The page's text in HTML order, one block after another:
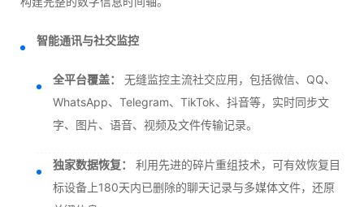
智能通讯与社交监控
全平台覆盖：
无缝监控主流社交应用，包括微信、QQ、
WhatsApp、Telegram、TikTok、抖音等，实时同步文
字、图片、语音、视频及文件传输记录。
独家数据恢复：
利用先进的碎片重组技术，可有效恢复目
标设备上180天内已删除的聊天记录与多媒体文件，还原